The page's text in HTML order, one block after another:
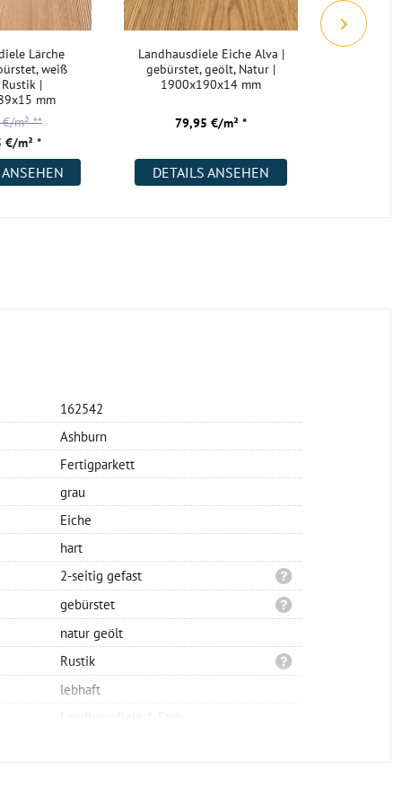
Lärche
weiß
|
mm
€/m² *
€/m²**
Landhausdiele Eiche Alva |
gebürstet, geölt, Natur |
1900x190x14 mm
79,95 €/m² *
DETAILS ANSEHEN
162542
Ashburn
Fertigparkett
grau
Eiche
hart
2-seitig gefast
gebürstet
natur geölt
Rustik
lebhaft
Landhausdiele 1-Stab